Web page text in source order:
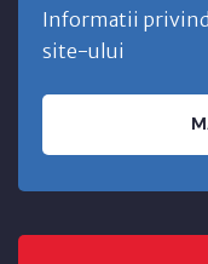
Informatii
site-ului